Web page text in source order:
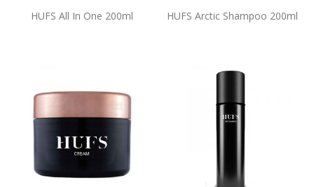
HUFS All In One 200ml HUFS Arctic Shampoo 200ml